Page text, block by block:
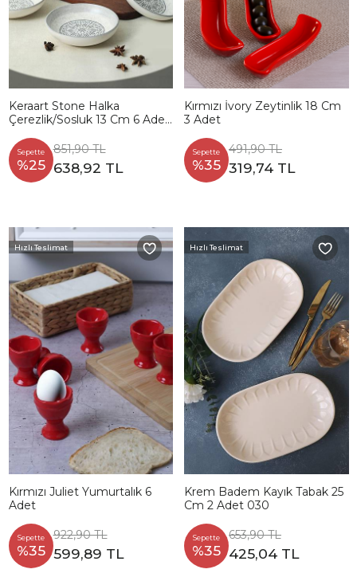
Keraart Stone Halka
Çerezlik/Sosluk 13 Cm 6 Adet
Sepette
%25
851,90 TL
638,92 TL
Kırmızı İvory Zeytinlik 18 Cm
3 Adet
Sepette
%35
491,90 TL
319,74 TL
Hızlı Teslimat
Kırmızı Juliet Yumurtalık 6
Adet
Sepette
%35
922,90 TL
599,89 TL
Hızlı Teslimat
Krem Badem Kayık Tabak 25
Cm 2 Adet 030
Sepette
%35
653,90 TL
425,04 TL